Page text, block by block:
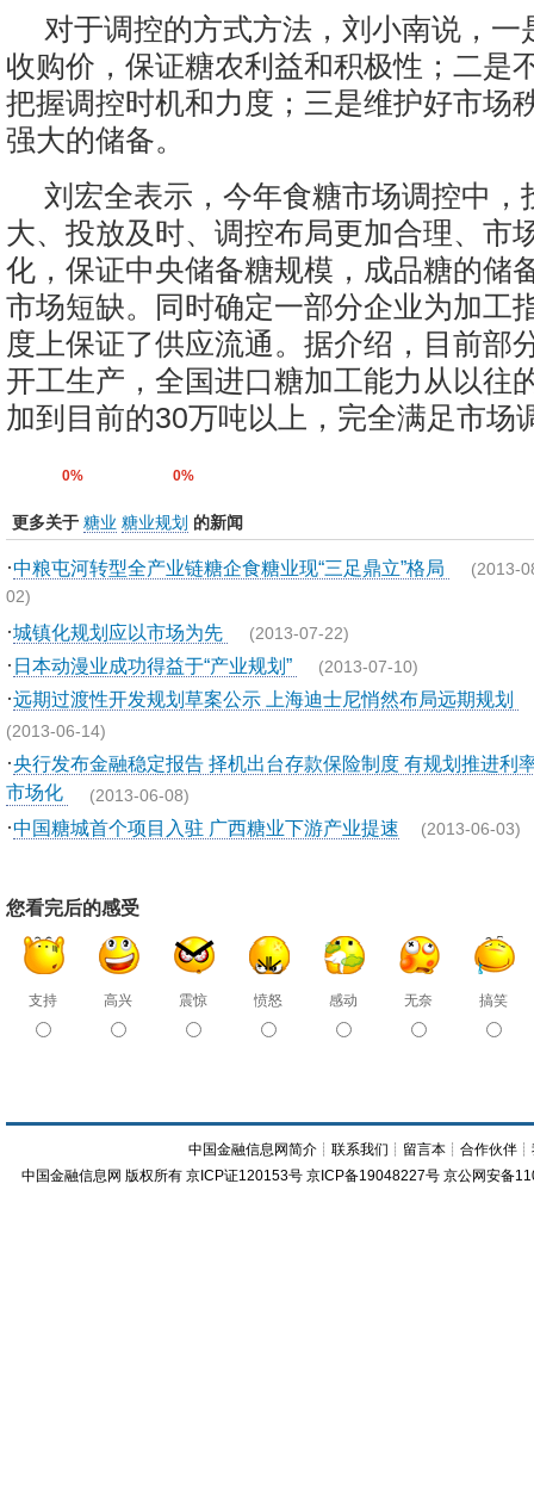
对于调控的方式方法，刘小南说，一
收购价，保证糖农利益和积极性；二是
把握调控时机和力度；三是维护好市场
强大的储备。
刘宏全表示，今年食糖市场调控中，
大、投放及时、调控布局更加合理、市
化，保证中央储备糖规模，成品糖的储
市场短缺。同时确定一部分企业为加工
度上保证了供应流通。据介绍，目前部
开工生产，全国进口糖加工能力从以往
加到目前的30万吨以上，完全满足市场
0% 0%
更多关于 糖业 糖业规划 的新闻
·中粮屯河转型全产业链糖企食糖业现“三足鼎立”格局 (2013-
02)
·城镇化规划应以市场为先 (2013-07-22)
· 日本动漫业成功得益于“产业规划” (2013-07-10)
·远期过渡性开发规划草案公示 上海迪士尼悄然布局远期规划
(2013-06-14)
·央行发布金融稳定报告 择机出台存款保险制度 有规划推进利
市场化 (2013-06-08)
·中国糖城首个项目入驻 广西糖业下游产业提速 (2013-06-03)
您看完后的感受
支持 高兴 震惊 愤怒 感动 无奈 搞笑
中国金融信息网简介 ┊联系我们 ┊ 留言本 ┊合作伙伴 ┊
中国金融信息网 版权所有 京ICP证120153号 京ICP备19048227号 京公网安备